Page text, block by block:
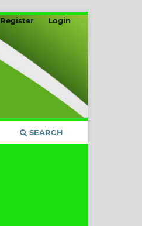
SEARCH
Register Login